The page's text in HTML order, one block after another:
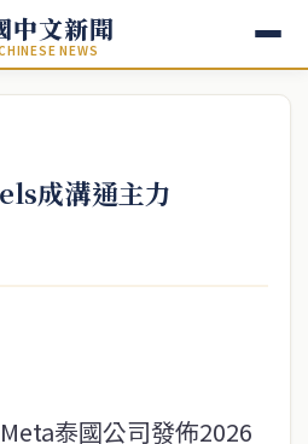
中文新聞
NEWS
成溝通主力
泰國公司發佈2026